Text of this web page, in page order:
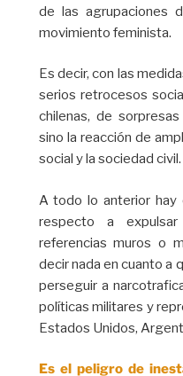
de las agrupaciones
movimiento feminista.
Es decir, con las
serios retrocesos
chilenas, de
sino la reacción de
social y la sociedad civil.
A todo lo anterior hay
respecto a
referencias muros o
decir nada en cuanto a
perseguir a
políticas militares y
Estados Unidos,
Es el peligro de